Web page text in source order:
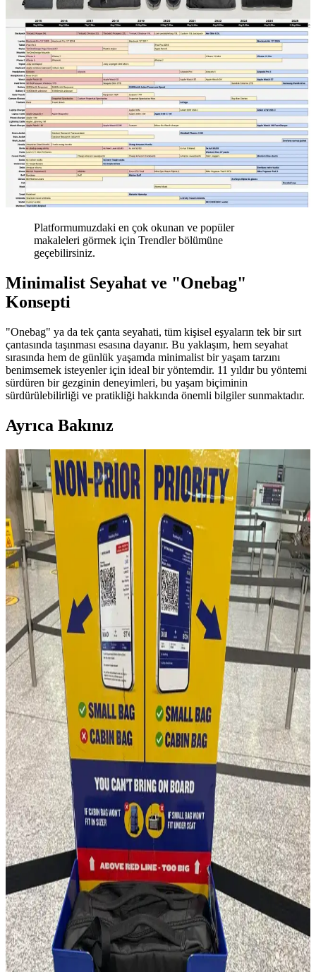
Platformumuzdaki en çok okunan ve popüler
makaleleri görmek için Trendler bölümüne
geçebilirsiniz.
Minimalist Seyahat ve "Onebag"
Konsepti
"Onebag" ya da tek çanta seyahati, tüm kişisel eşyaların tek bir sırt
çantasında taşınması esasına dayanır. Bu yaklaşım, hem seyahat
sırasında hem de günlük yaşamda minimalist bir yaşam tarzını
benimsemek isteyenler için ideal bir yöntemdir. 11 yıldır bu yöntemi
sürdüren bir gezginin deneyimleri, bu yaşam biçiminin
sürdürülebilirliği ve pratikliği hakkında önemli bilgiler sunmaktadır.
Ayrıca Bakınız
Fyro Levo 30L Sırt Çantası ile İş Seyahatlerinde Tek
Çanta Kullanımı ve Paketleme Stratejileri
Fyro Levo 30L sırt çantası, iş seyahatlerinde tek çanta konseptiyle
pratik paketleme ve taşınabilirlik sunar. Elektronik cihazlar,
kıyafetler ve kişisel eşyalar düzenli şekilde taşınabilir.
16 Litrelik Kanken Sırt Çantasıyla 4 Gün 4 Gece
Minimalist Seyahat Planlama
16 litrelik Kanken sırt çantasıyla 4 gün 4 gece minimalist seyahat
için teknoloji, kişisel bakım ve giysi eşyalarının düzenli ve hafif
paketlenmesi anlatılıyor. Beden ve ihtiyaçlara göre esneklik
vurgulanıyor.
Fjällräven Kånken 16L ile 15 Günlük Yaz
Seyahatinde Hafif ve Verimli Paketleme
Fjällräven Kånken 16L sırt çantasıyla 15 günlük yaz seyahati için
hafif ve düzenli paketleme yöntemleri, ergonomik özellikler ve
seyahat deneyimleri detaylandırılıyor.
Evergoods CPL16 Sırt Çantası: Minimal Tasarım ve
Fonksiyonellik Üzerine 6 Aylık Değerlendirme
Evergoods CPL16, su şişesi cebi olmadan tasarım bütünlüğü ve
kullanım kolaylığı sunar. 16 litrelik kapasitesi, dayanıklı malzemesi
ve dengeli yapısıyla günlük kullanım ve kısa seyahatler için
uygundur.
Huckberry'nin One Bag Seyahat Rehberi: Teknikler
ve Ekipman Üzerine Eleştirel Bir Değerlendirme
Huckberry'nin One Bag seyahat rehberi, ekipman odaklı yaklaşımı
ve kadın seyahatçileri yeterince temsil etmemesi nedeniyle
eleştiriliyor. Doğru seyahat teknikleri ve minimalizm ön planda
olmalı.